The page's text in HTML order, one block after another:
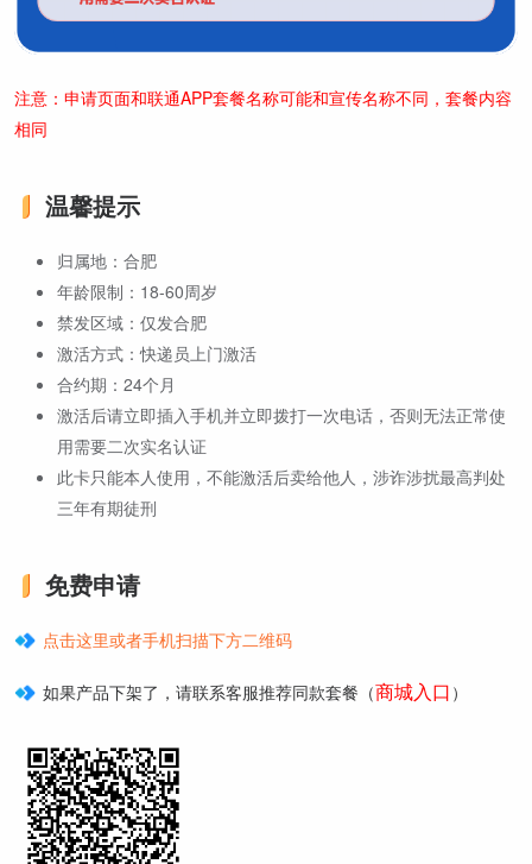
注意：申请页面和联通APP套餐名称可能和宣传名称不同，套餐内容
相同
温馨提示
归属地：合肥
年龄限制：18-60周岁
禁发区域：仅发合肥
激活方式：快递员上门激活
合约期：24个月
激活后请立即插入手机并立即拨打一次电话，否则无法正常使
用需要二次实名认证
此卡只能本人使用，不能激活后卖给他人，涉诈涉扰最高判处
三年有期徒刑
免费申请
点击这里或者手机扫描下方二维码
如果产品下架了，请联系客服推荐同款套餐（商城入口 ）